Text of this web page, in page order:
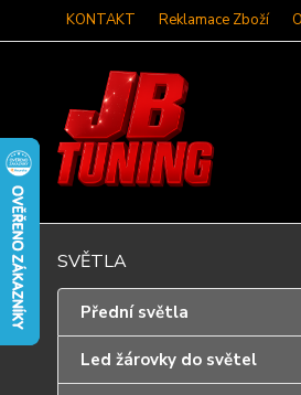
KONTAKT Reklamace Zboží
SVĚTLA
Přední světla
Led žárovky do světel